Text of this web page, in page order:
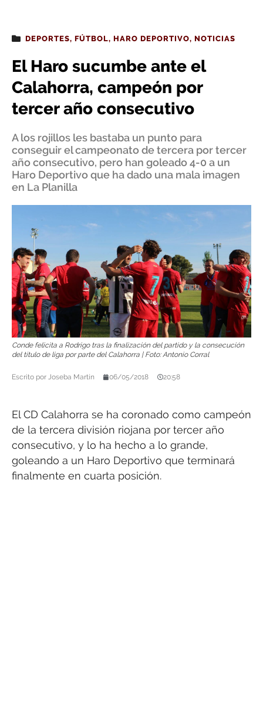
DEPORTES, FÚTBOL, HARO DEPORTIVO, NOTICIAS
El Haro sucumbe ante el
Calahorra, campeón por
tercer año consecutivo
A los rojillos les bastaba un punto para
conseguir el campeonato de tercera por tercer
año consecutivo, pero han goleado 4-0 a un
Haro Deportivo que ha dado una mala imagen
en La Planilla
Conde felicita a Rodrigo tras la finalización del partido y la consecución
del título de liga por parte del Calahorra | Foto: Antonio Corral
Escrito por Joseba Martín 06/05/2018 20:58
El CD Calahorra se ha coronado como campeón
de la tercera división riojana por tercer año
consecutivo, y lo ha hecho a lo grande,
goleando a un Haro Deportivo que terminará
finalmente en cuarta posición.